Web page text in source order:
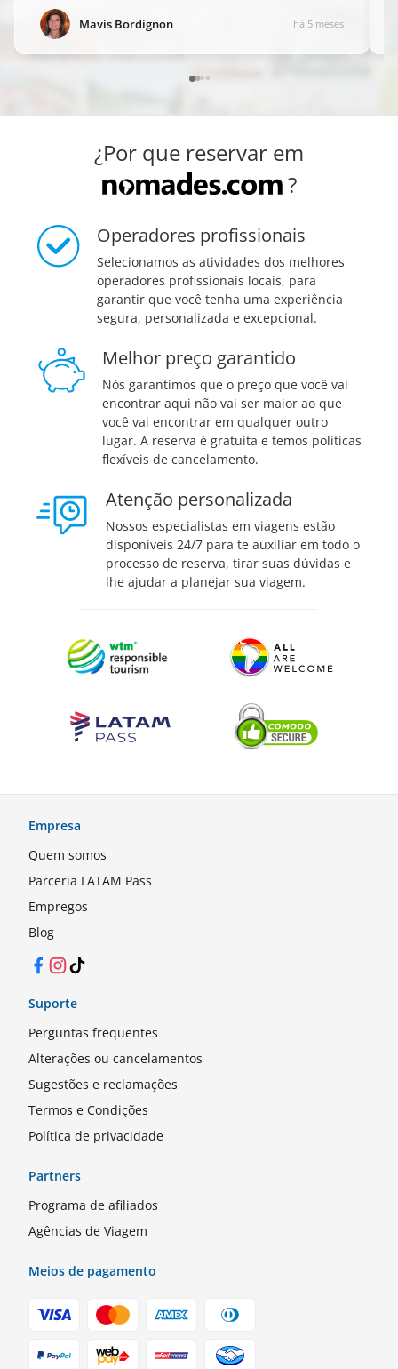
Mavis Bordignon há 5 meses
¿Por que reservar em
?
Operadores profissionais
Selecionamos as atividades dos melhores
operadores profissionais locais, para
garantir que você tenha uma experiência
segura, personalizada e excepcional.
Melhor preço garantido
Nós garantimos que o preço que você vai
encontrar aqui não vai ser maior ao que
você vai encontrar em qualquer outro
lugar. A reserva é gratuita e temos políticas
flexíveis de cancelamento.
Atenção personalizada
Nossos especialistas em viagens estão
disponíveis 24/7 para te auxiliar em todo o
processo de reserva, tirar suas dúvidas e
lhe ajudar a planejar sua viagem.
Empresa
Quem somos
Parceria LATAM Pass
Empregos
Blog
Facebook
Instagram
TikTok
Suporte
Perguntas frequentes
Alterações ou cancelamentos
Sugestões e reclamações
Termos e Condições
Política de privacidade
Partners
Programa de afiliados
Agências de Viagem
Meios de pagamento